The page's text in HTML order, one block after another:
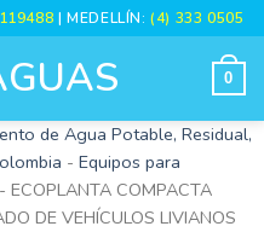
| MEDELLÍN:(4) 333 0505
0
de Agua Potable, Residual,
- Equipos para
- ECOPLANTA COMPACTA
DE VEHÍCULOS LIVIANOS